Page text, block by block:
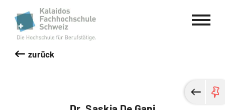
Kalaidos Fachhochschule Schweiz
zurück